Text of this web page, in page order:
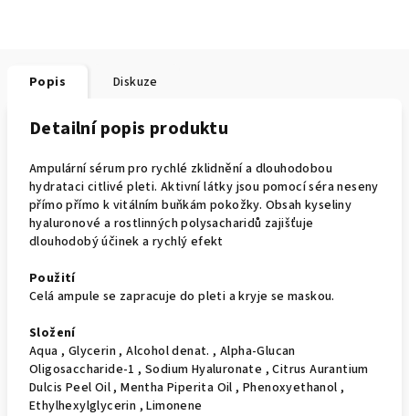
Popis Diskuze
Detailní popis produktu
Ampulární sérum pro rychlé zklidnění a dlouhodobou
hydrataci citlivé pleti. Aktivní látky jsou pomocí séra neseny
přímo přímo k vitálním buňkám pokožky. Obsah kyseliny
hyaluronové a rostlinných polysacharidů zajišťuje
dlouhodobý účinek a rychlý efekt
Použití
Celá ampule se zapracuje do pleti a kryje se maskou.
Složení
Aqua , Glycerin , Alcohol denat. , Alpha-Glucan
Oligosaccharide-1 , Sodium Hyaluronate , Citrus Aurantium
Dulcis Peel Oil , Mentha Piperita Oil , Phenoxyethanol ,
Ethylhexylglycerin , Limonene